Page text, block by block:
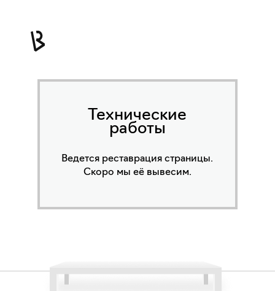
Технические
работы
Ведется реставрация страницы.
Скоро мы её вывесим.